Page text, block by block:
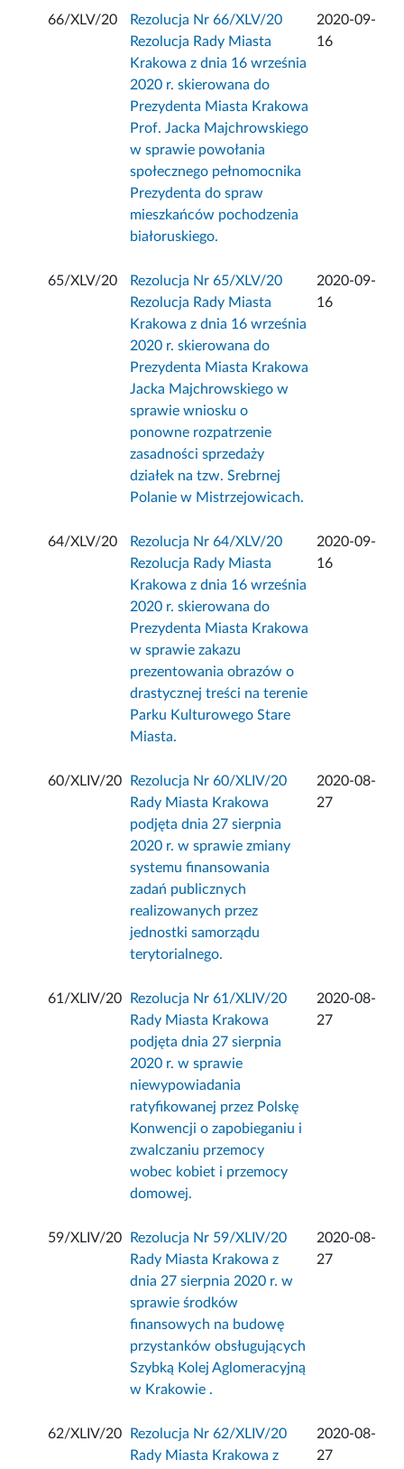
66/XLV/20
Rezolucja Nr 66/XLV/20
Rezolucja Rady Miasta
Krakowa z dnia 16 września
2020 r. skierowana do
Prezydenta Miasta Krakowa
Prof. Jacka Majchrowskiego
w sprawie powołania
społecznego pełnomocnika
Prezydenta do spraw
mieszkańców pochodzenia
białoruskiego.
2020-09-
16
65/XLV/20
Rezolucja Nr 65/XLV/20
Rezolucja Rady Miasta
Krakowa z dnia 16 września
2020 r. skierowana do
Prezydenta Miasta Krakowa
Jacka Majchrowskiego w
sprawie wniosku o
ponowne rozpatrzenie
zasadności sprzedaży
działek na tzw. Srebrnej
Polanie w Mistrzejowicach.
2020-09-
16
64/XLV/20
Rezolucja Nr 64/XLV/20
Rezolucja Rady Miasta
Krakowa z dnia 16 września
2020 r. skierowana do
Prezydenta Miasta Krakowa
w sprawie zakazu
prezentowania obrazów o
drastycznej treści na terenie
Parku Kulturowego Stare
Miasta.
2020-09-
16
60/XLIV/20
Rezolucja Nr 60/XLIV/20
Rady Miasta Krakowa
podjęta dnia 27 sierpnia
2020 r. w sprawie zmiany
systemu finansowania
zadań publicznych
realizowanych przez
jednostki samorządu
terytorialnego.
2020-08-
27
61/XLIV/20
Rezolucja Nr 61/XLIV/20
Rady Miasta Krakowa
podjęta dnia 27 sierpnia
2020 r. w sprawie
niewypowiadania
ratyfikowanej przez Polskę
Konwencji o zapobieganiu i
zwalczaniu przemocy
wobec kobiet i przemocy
domowej.
2020-08-
27
59/XLIV/20
Rezolucja Nr 59/XLIV/20
Rady Miasta Krakowa z
dnia 27 sierpnia 2020 r. w
sprawie środków
finansowych na budowę
przystanków obsługujących
Szybką Kolej Aglomeracyjną
w Krakowie .
2020-08-
27
62/XLIV/20
Rezolucja Nr 62/XLIV/20
Rady Miasta Krakowa z
2020-08-
27